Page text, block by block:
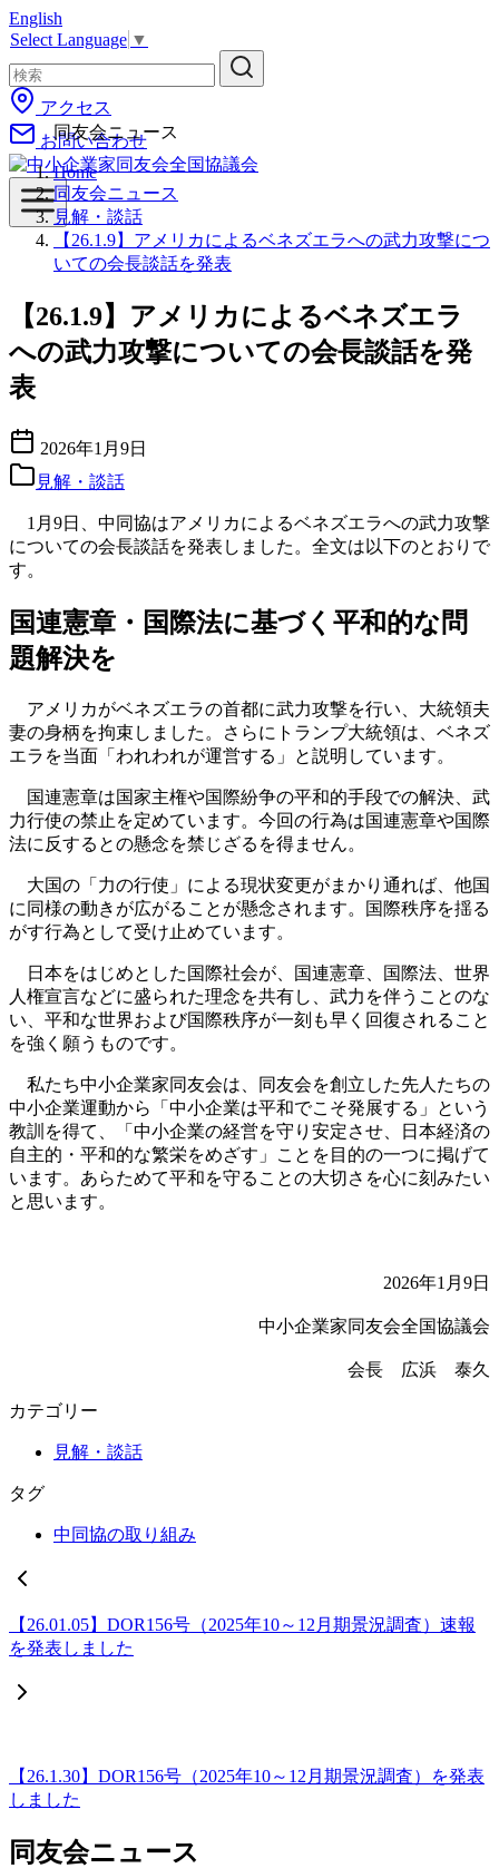
コ
ン
テ
ン
ツ
へ
移
動
English
Select Language ▼
アクセス
お問い合わせ
同友会ニュース
Home
同友会ニュース
見解・談話
【26.1.9】アメリカによるベネズエラへの武力攻撃につ
いての会長談話を発表
【26.1.9】アメリカによるベネズエラ
への武力攻撃についての会長談話を発
表
2026年1月9日
見解・談話
1月9日、中同協はアメリカによるベネズエラへの武力攻撃
についての会長談話を発表しました。全文は以下のとおりで
す。
国連憲章・国際法に基づく平和的な問
題解決を
アメリカがベネズエラの首都に武力攻撃を行い、大統領夫
妻の身柄を拘束しました。さらにトランプ大統領は、ベネズ
エラを当面「われわれが運営する」と説明しています。
国連憲章は国家主権や国際紛争の平和的手段での解決、武
力行使の禁止を定めています。今回の行為は国連憲章や国際
法に反するとの懸念を禁じざるを得ません。
大国の「力の行使」による現状変更がまかり通れば、他国
に同様の動きが広がることが懸念されます。国際秩序を揺る
がす行為として受け止めています。
日本をはじめとした国際社会が、国連憲章、国際法、世界
人権宣言などに盛られた理念を共有し、武力を伴うことのな
い、平和な世界および国際秩序が一刻も早く回復されること
を強く願うものです。
私たち中小企業家同友会は、同友会を創立した先人たちの
中小企業運動から「中小企業は平和でこそ発展する」という
教訓を得て、「中小企業の経営を守り安定させ、日本経済の
自主的・平和的な繁栄をめざす」ことを目的の一つに掲げて
います。あらためて平和を守ることの大切さを心に刻みたい
と思います。
2026年1月9日
中小企業家同友会全国協議会
会長 広浜 泰久
カテゴリー
見解・談話
タグ
中同協の取り組み
【26.01.05】DOR156号（2025年10～12月期景況調査）速報
を発表しました
【26.1.30】DOR156号（2025年10～12月期景況調査）を発表
しました
同友会ニュース